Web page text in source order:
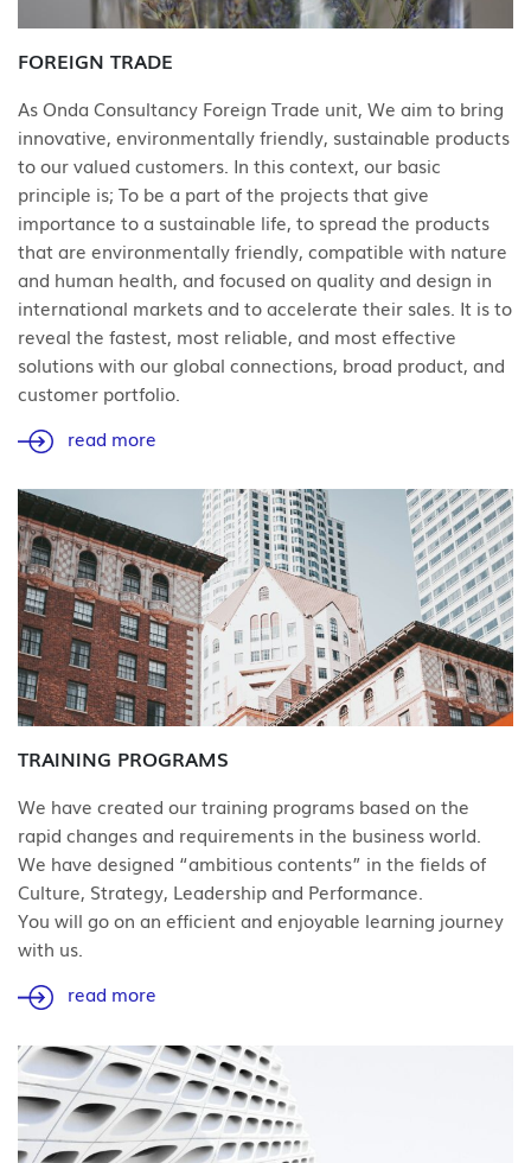
FOREIGN TRADE
As Onda Consultancy Foreign Trade unit, We aim to bring
innovative, environmentally friendly, sustainable products
to our valued customers. In this context, our basic
principle is; To be a part of the projects that give
importance to a sustainable life, to spread the products
that are environmentally friendly, compatible with nature
and human health, and focused on quality and design in
international markets and to accelerate their sales. It is to
reveal the fastest, most reliable, and most effective
solutions with our global connections, broad product, and
customer portfolio.
read more
TRAINING PROGRAMS
We have created our training programs based on the
rapid changes and requirements in the business world.
We have designed “ambitious contents” in the fields of
Culture, Strategy, Leadership and Performance.
You will go on an efficient and enjoyable learning journey
with us.
read more